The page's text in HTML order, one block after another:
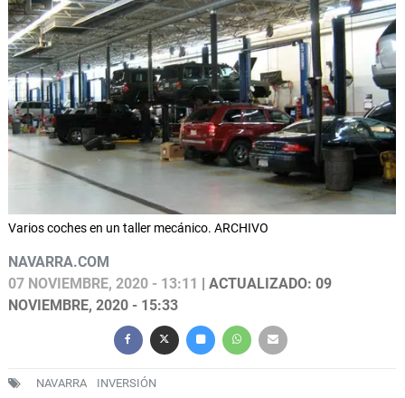
Varios coches en un taller mecánico. ARCHIVO
NAVARRA.COM
07 NOVIEMBRE, 2020 - 13:11
| ACTUALIZADO: 09
NOVIEMBRE, 2020 - 15:33
NAVARRA INVERSIÓN